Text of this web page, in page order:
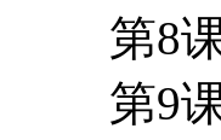
第8
第9